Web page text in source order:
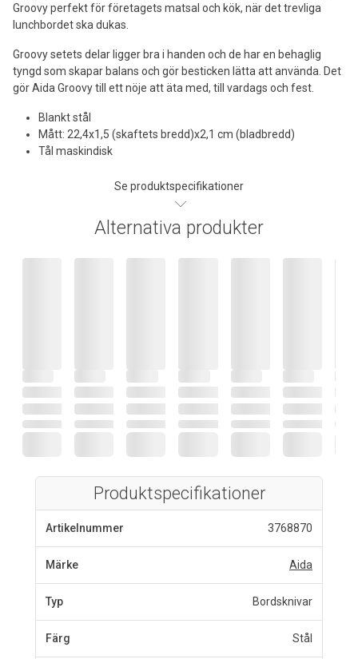
Groovy perfekt för företagets matsal och kök, när det trevliga
lunchbordet ska dukas.
Groovy setets delar ligger bra i handen och de har en behaglig
tyngd som skapar balans och gör besticken lätta att använda. Det
gör Aida Groovy till ett nöje att äta med, till vardags och fest.
Blankt stål
Mått: 22,4x1,5 (skaftets bredd)x2,1 cm (bladbredd)
Tål maskindisk
Se produktspecifikationer
Alternativa produkter
Produktspecifikationer
Artikelnummer 3768870
Märke Aida
Typ Bordsknivar
Färg Stål